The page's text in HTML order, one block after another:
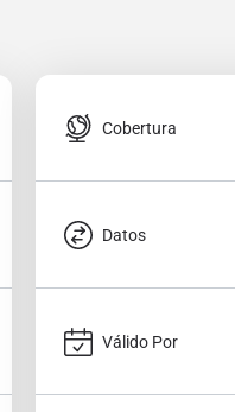
Cobertura
Datos
Válido Por